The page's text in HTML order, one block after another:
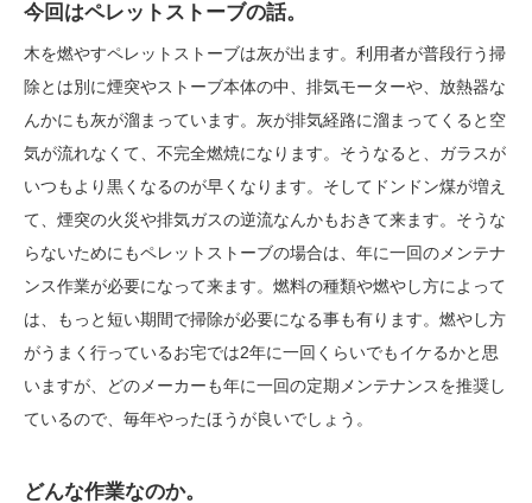
今回はペレットストーブの話。
木を燃やすペレットストーブは灰が出ます。利用者が普段行う掃
除とは別に煙突やストーブ本体の中、排気モーターや、放熱器な
んかにも灰が溜まっています。灰が排気経路に溜まってくると空
気が流れなくて、不完全燃焼になります。そうなると、ガラスが
いつもより黒くなるのが早くなります。そしてドンドン煤が増え
て、煙突の火災や排気ガスの逆流なんかもおきて来ます。そうな
らないためにもペレットストーブの場合は、年に一回のメンテナ
ンス作業が必要になって来ます。燃料の種類や燃やし方によって
は、もっと短い期間で掃除が必要になる事も有ります。燃やし方
がうまく行っているお宅では2年に一回くらいでもイケるかと思
いますが、どのメーカーも年に一回の定期メンテナンスを推奨し
ているので、毎年やったほうが良いでしょう。
どんな作業なのか。